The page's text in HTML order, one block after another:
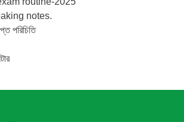
notes.
পরিচিতি